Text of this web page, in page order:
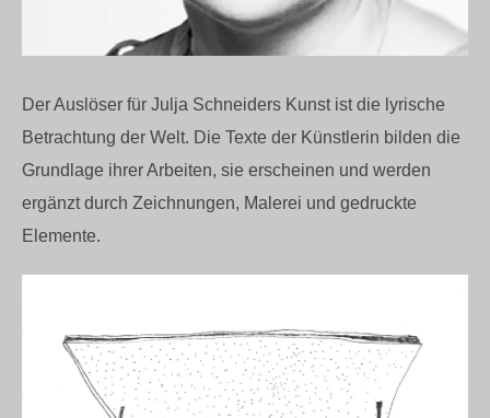
Der Auslöser für Julja Schneiders Kunst ist die lyrische
Betrachtung der Welt. Die Texte der Künstlerin bilden die
Grundlage ihrer Arbeiten, sie erscheinen und werden
ergänzt durch Zeichnungen, Malerei und gedruckte
Elemente.